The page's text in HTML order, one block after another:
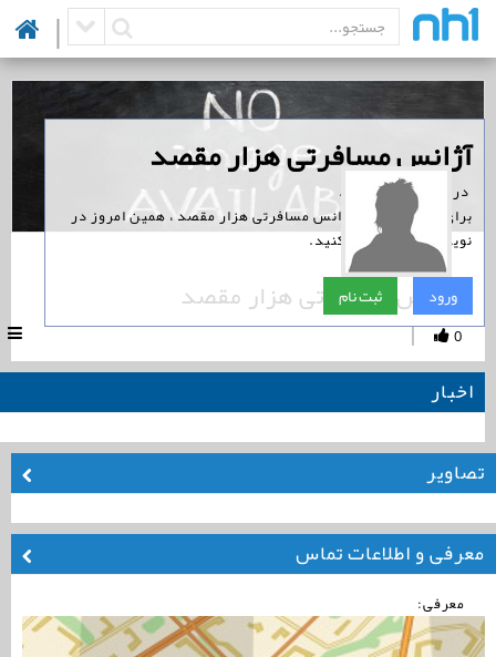
|
‏آژانس مسافرتی هزار مقصد
‏ در نوین همراه است.
برای پیگیری اخبار آژانس مسافرتی هزار مقصد ، همین امروز در
نوین همراه ثبت نام کنید.
ورود ثبت نام
آژانس مسافرتی هزار مقصد
0
|
اخبار
تصاویر
معرفی و اطلاعات تماس
معرفی: